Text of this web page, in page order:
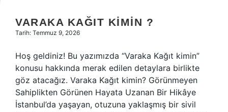
VARAKA KAĞIT KIMIN ?
Tarih: Temmuz 9, 2026
Hoş geldiniz! Bu yazımızda “Varaka Kağıt kimin”
konusu hakkında merak edilen detaylara birlikte
göz atacağız. Varaka Kağıt kimin? Görünmeyen
Sahiplikten Görünen Hayata Uzanan Bir Hikâye
İstanbul’da yaşayan, otuzuna yaklaşmış bir sivil